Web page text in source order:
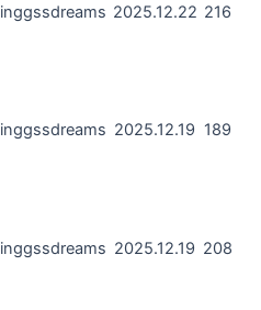
inggssdreams 2025.12.22 216
inggssdreams 2025.12.19 189
inggssdreams 2025.12.19 208